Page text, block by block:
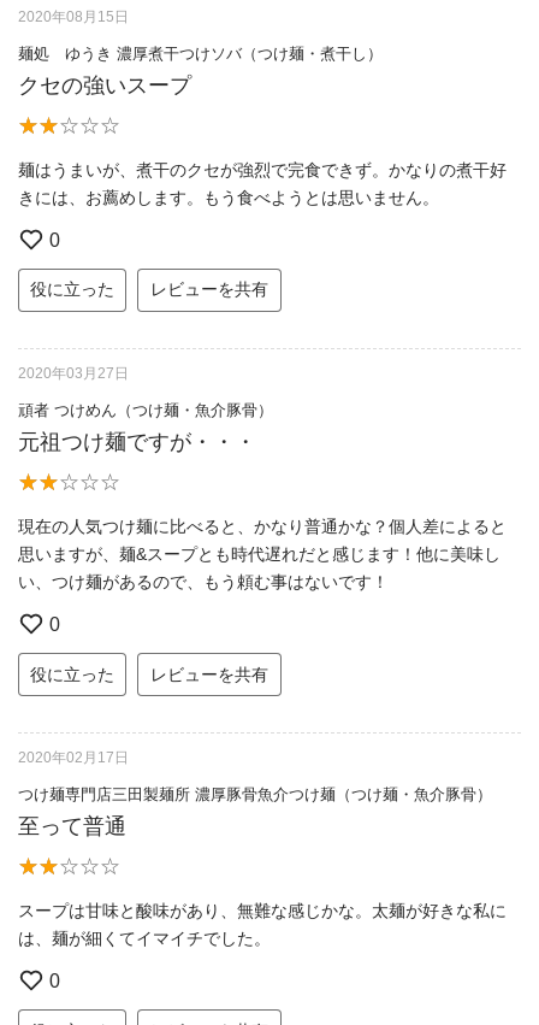
2020年08月15日
麺処 ゆうき 濃厚煮干つけソバ（つけ麺・煮干し）
クセの強いスープ
麺はうまいが、煮干のクセが強烈で完食できず。かなりの煮干好
きには、お薦めします。もう食べようとは思いません。
0
役に立った レビューを共有
2020年03月27日
頑者 つけめん（つけ麺・魚介豚骨）
元祖つけ麺ですが・・・
現在の人気つけ麺に比べると、かなり普通かな？個人差によると
思いますが、麺&スープとも時代遅れだと感じます！他に美味し
い、つけ麺があるので、もう頼む事はないです！
0
役に立った レビューを共有
2020年02月17日
つけ麺専門店三田製麺所 濃厚豚骨魚介つけ麺（つけ麺・魚介豚骨）
至って普通
スープは甘味と酸味があり、無難な感じかな。太麺が好きな私に
は、麺が細くてイマイチでした。
0